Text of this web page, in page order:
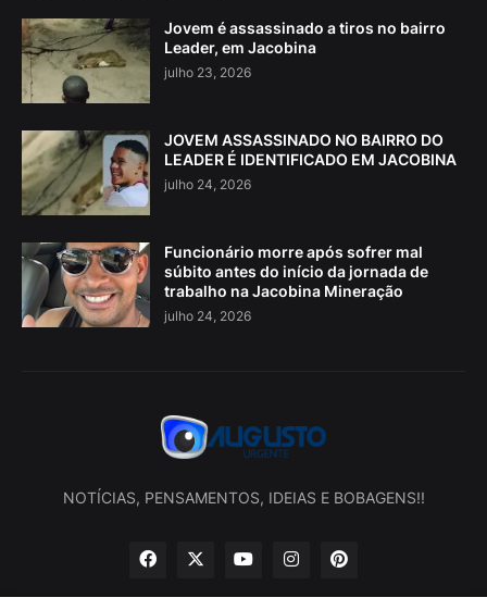
Jovem é assassinado a tiros no bairro
Leader, em Jacobina
julho 23, 2026
JOVEM ASSASSINADO NO BAIRRO DO
LEADER É IDENTIFICADO EM JACOBINA
julho 24, 2026
Funcionário morre após sofrer mal
súbito antes do início da jornada de
trabalho na Jacobina Mineração
julho 24, 2026
NOTÍCIAS, PENSAMENTOS, IDEIAS E BOBAGENS!!